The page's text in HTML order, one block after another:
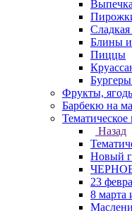
Выпечка
Блины
Пиццы
Фрукты,
Барбекю на
Назад
Новый
23
8 марта